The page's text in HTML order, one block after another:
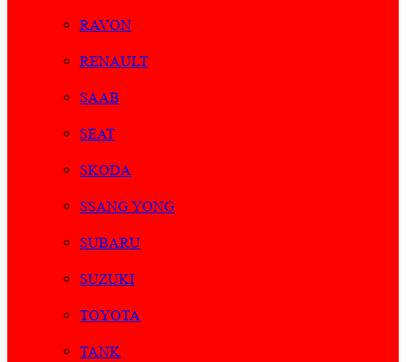
RAVON
RENAULT
SAAB
SEAT
SKODA
SSANG YONG
SUBARU
SUZUKI
TOYOTA
TANK